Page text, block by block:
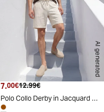
AI generated
Prezzo attuale
7.00€ Prezzo originale
12.99€
Polo Collo Derby in Jacquard Elegante - Moro